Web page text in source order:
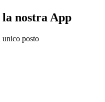
nostra App
unico posto